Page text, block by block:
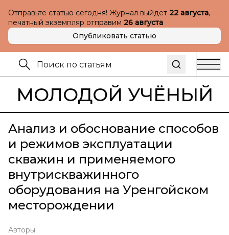
Отправьте статью сегодня! Журнал выйдет 22 августа,
печатный экземпляр отправим 26 августа
Опубликовать статью
МОЛОДОЙ УЧЁНЫЙ
Анализ и обоснование способов
и режимов эксплуатации
скважин и применяемого
внутрискважинного
оборудования на Уренгойском
месторождении
Авторы